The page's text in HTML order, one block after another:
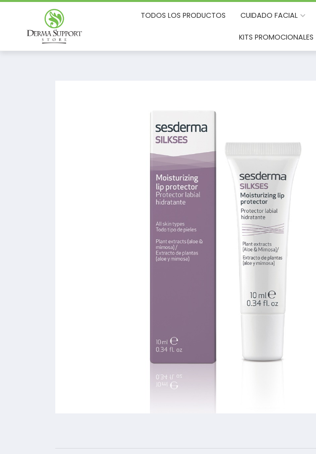
TODOS LOS PRODUCTOS CUIDADO FACIAL
KITS PROMOCIONALES